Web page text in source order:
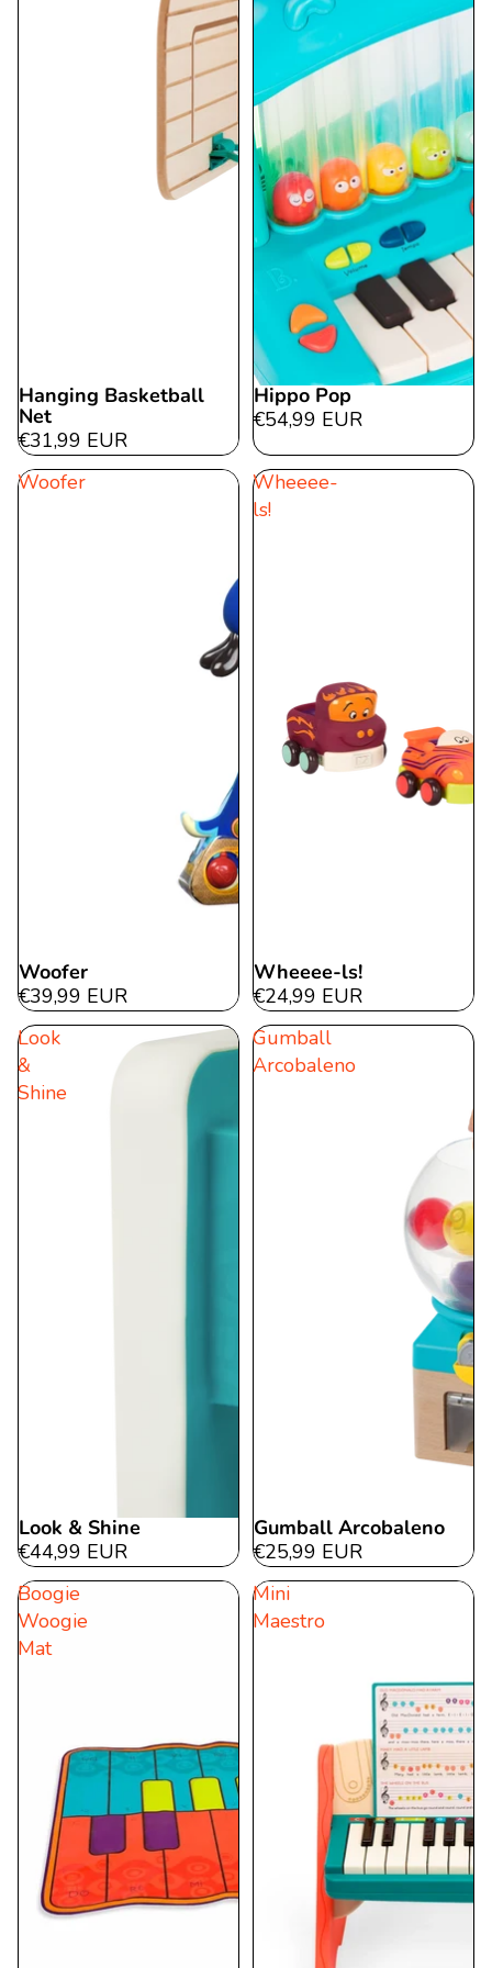
Hanging Basketball
Net
€31,99 EUR
Hippo Pop
€54,99 EUR
Woofer
Woofer
€39,99 EUR
Wheeee-
ls!
Wheeee-ls!
€24,99 EUR
Look
&
Shine
Look & Shine
€44,99 EUR
Gumball
Arcobaleno
Gumball Arcobaleno
€25,99 EUR
Boogie
Woogie
Mat
Mini
Maestro